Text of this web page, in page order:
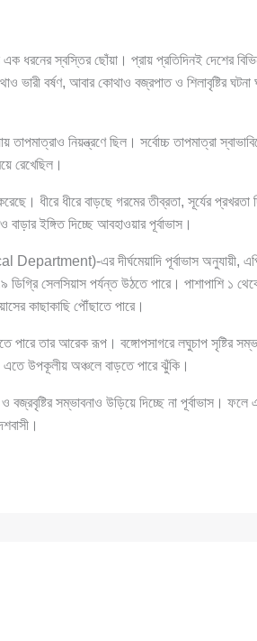
ধরনের স্বস্তির ছোঁয়া। প্রায় প্রতিদিনই দেশের
ভারী বর্ষণ, আবার কোথাও বজ্রপাত ও শিলাবৃষ্টির
তাপমাত্রাও নিয়ন্ত্রণে ছিল। সর্বোচ্চ তাপমাত্রা
রেখেছিল।
ধীরে ধীরে বাড়ছে গরমের তীব্রতা, সূর্যের প্রখরতা
ইঙ্গিত দিচ্ছে আবহাওয়ার পূর্বাভাস।
এর দীর্ঘমেয়াদি পূর্বাভাস অনুযায়ী,
সেলসিয়াস পর্যন্ত উঠতে পারে। পাশাপাশি ১
কাছাকাছি পৌঁছাতে পারে।
তার আরেক রূপ। বঙ্গোপসাগরে লঘুচাপ সৃষ্টির
এতে উপকূলীয় অঞ্চলে বাড়তে পারে ঝুঁকি।
বজ্রবৃষ্টির সম্ভাবনাও উড়িয়ে দিচ্ছে না পূর্বাভাস।